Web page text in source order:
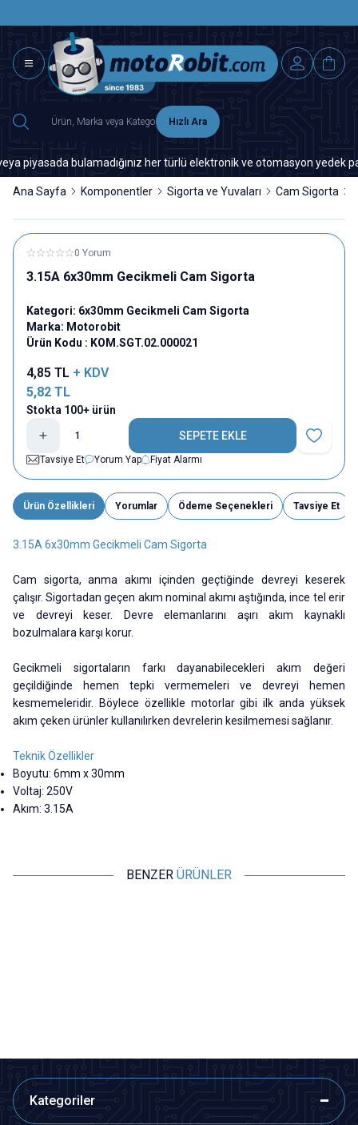
Hızlı Ara
bulamadığınız her türlü elektronik ve otomasyon yedek
Ana Sayfa Komponentler Sigorta ve Yuvaları Cam Sigorta
0 Yorum
3.15A 6x30mm Gecikmeli Cam Sigorta
Kategori: 6x30mm Gecikmeli Cam Sigorta
Marka: Motorobit
Ürün Kodu : KOM.SGT.02.000021
4,85 TL + KDV
5,82 TL
Stokta 100+ ürün
SEPETE EKLE
Favoriye
Tavsiye Et
Yorum Yap Fiyat Alarmı
Ürün Özellikleri Yorumlar Ödeme Seçenekleri Tavsiye Et
3.15A 6x30mm Gecikmeli Cam Sigorta
Cam sigorta, anma akımı içinden geçtiğinde devreyi keserek
çalışır. Sigortadan geçen akım nominal akımı aştığında, ince tel erir
ve devreyi keser. Devre elemanlarını aşırı akım kaynaklı
bozulmalara karşı korur.
Gecikmeli sigortaların farkı dayanabilecekleri akım değeri
geçildiğinde hemen tepki vermemeleri ve devreyi hemen
kesmemeleridir. Böylece özellikle motorlar gibi ilk anda yüksek
akım çeken ürünler kullanılırken devrelerin kesilmemesi sağlanır.
Teknik Özellikler
Boyutu: 6mm x 30mm
Voltaj: 250V
Akım: 3.15A
BENZER ÜRÜNLER
Kategoriler